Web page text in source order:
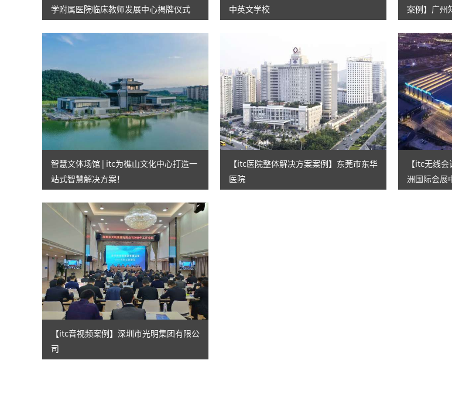
学附属医院临床教师发展中心揭牌仪式
中英文学校
案例】广州
智慧文体场馆 | itc为樵山文化中心打造一
站式智慧解决方案！
【itc医院整体解决方案案例】东莞市东华
医院
【itc无线
洲国际会展
【itc音视频案例】深圳市光明集团有限公
司